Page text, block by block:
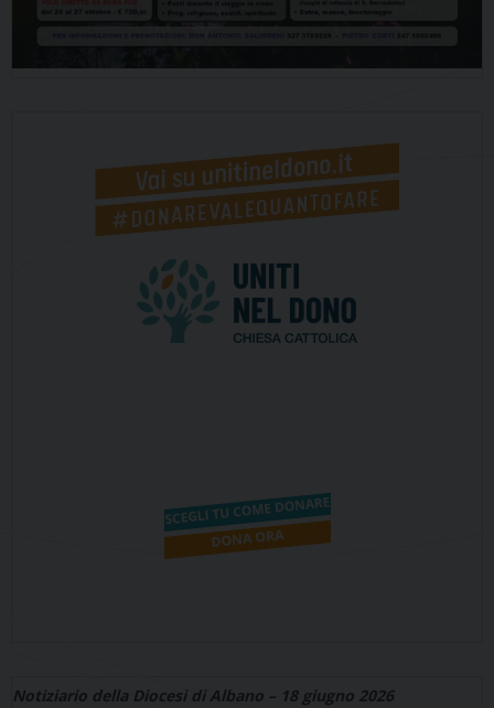
Notiziario della Diocesi di Albano – 18 giugno 2026